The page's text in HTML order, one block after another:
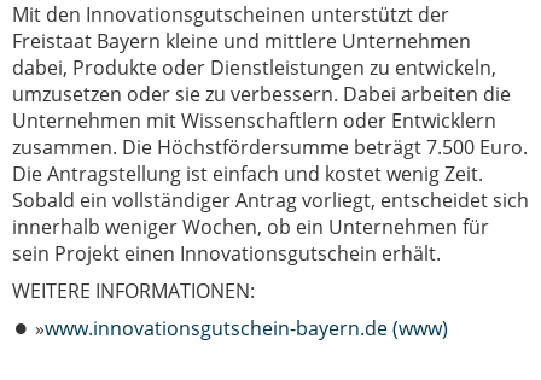
Mit den Innovationsgutscheinen unterstützt der
Freistaat Bayern kleine und mittlere Unternehmen
dabei, Produkte oder Dienstleistungen zu entwickeln,
umzusetzen oder sie zu verbessern. Dabei arbeiten die
Unternehmen mit Wissenschaftlern oder Entwicklern
zusammen. Die Höchstfördersumme beträgt 7.500 Euro.
Die Antragstellung ist einfach und kostet wenig Zeit.
Sobald ein vollständiger Antrag vorliegt, entscheidet sich
innerhalb weniger Wochen, ob ein Unternehmen für
sein Projekt einen Innovationsgutschein erhält.
WEITERE INFORMATIONEN:
»www.innovationsgutschein-bayern.de (www)